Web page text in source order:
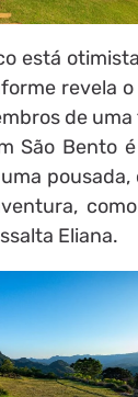
está
revela
de
São Bento
uma
Eliana.